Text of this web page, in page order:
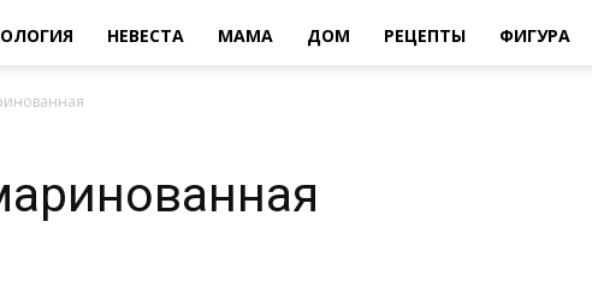
НЕВЕСТА МАМА ДОМ РЕЦЕПТЫ ФИГУРА